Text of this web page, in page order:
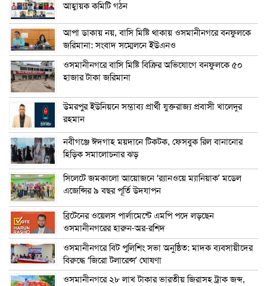
আহ্বায়ক কমিটি গঠন
আপা ডাকায় নয়, বাসি মিষ্টি থাকায় ওসমানীনগরে বনফুলকে
জরিমানা: সংবাদ সম্মেলনে ইউএনও
ওসমানীনগরে বাসি মিষ্টি বিক্রির অভিযোগে বনফুলকে ৫০
হাজার টাকা জরিমানা
উমরপুর ইউনিয়নে সম্ভাব্য প্রার্থী যুক্তরাজ্য প্রবাসী খালেদুর
রহমান
নবীগঞ্জে ঈদগাহ ময়দানে টিকটক, ফেসবুক রিল বানানোর
হিড়িক সমালোচনার ঝড়
সিলেটে জমকালো আয়োজনে ‘র‍্যানওয়ে ম্যানিয়াক’ মডেল
এজেন্সির ৯ বছর পূর্তি উদযাপন
ব্রিটেনের ওয়েলস পার্লামেন্টে এমপি পদে লড়ছেন
ওসমানীনগরের হারুন-অর-রশিদ
ওসমানীনগরে বিট পুলিশিং সভা অনুষ্ঠিত: মাদক ব্যবসায়ীদের
বিরুদ্ধে ‘জিরো টলারেন্স’ ঘোষণা
ওসমানীনগরে ২৮ লাখ টাকার ভারতীয় জিরাসহ ট্রাক জব্দ,